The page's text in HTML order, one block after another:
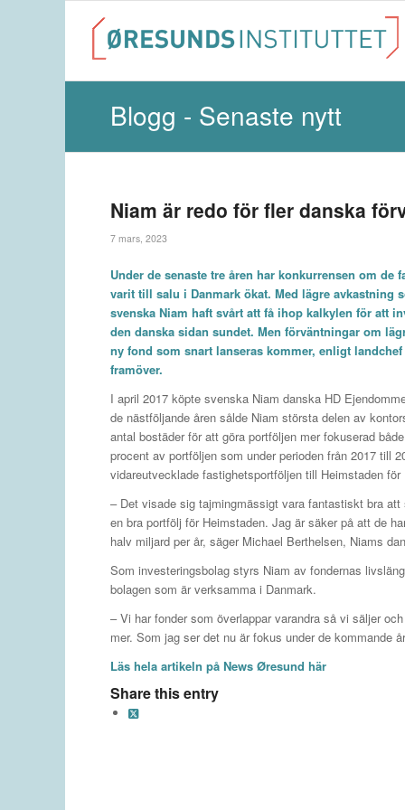
Blogg - Senaste nytt
Niam är redo för fler danska
7 mars, 2023
Under de senaste tre åren har konkurrensen om de
varit till salu i Danmark ökat. Med lägre avkastning
svenska Niam haft svårt att få ihop kalkylen för att
den danska sidan sundet. Men förväntningar om
ny fond som snart lanseras kommer, enligt
framöver.
I april 2017 köpte svenska Niam danska HD
de nästföljande åren sålde Niam största delen av
antal bostäder för att göra portföljen mer fokuserad
procent av portföljen som under perioden från 2017 till
vidareutvecklade fastighetsportföljen till Heimstaden för
– Det visade sig tajmingmässigt vara fantastiskt bra
en bra portfölj för Heimstaden. Jag är säker på att de
halv miljard per år, säger Michael Berthelsen, Niams
Som investeringsbolag styrs Niam av fondernas
bolagen som är verksamma i Danmark.
– Vi har fonder som överlappar varandra så vi säljer
mer. Som jag ser det nu är fokus under de kommande
Läs hela artikeln på News Øresund här
Share this entry